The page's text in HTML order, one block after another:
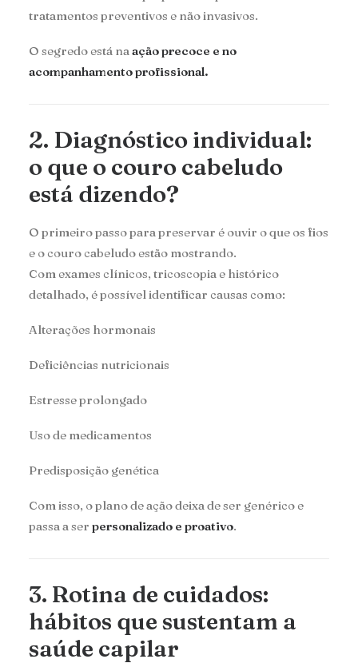
tratamentos preventivos e não invasivos.
O segredo está naação precoce e no
acompanhamento profissional.
2. Diagnóstico individual:
o que o couro cabeludo
está dizendo?
O primeiro passo para preservar é ouvir o que os fios
e o couro cabeludo estão mostrando.
Com exames clínicos, tricoscopia e histórico
detalhado, é possível identificar causas como:
Alterações hormonais
Deficiências nutricionais
Estresse prolongado
Uso de medicamentos
Predisposição genética
Com isso, o plano de ação deixa de ser genérico e
passa a ser personalizado e proativo.
3. Rotina de cuidados:
hábitos que sustentam a
saúde capilar